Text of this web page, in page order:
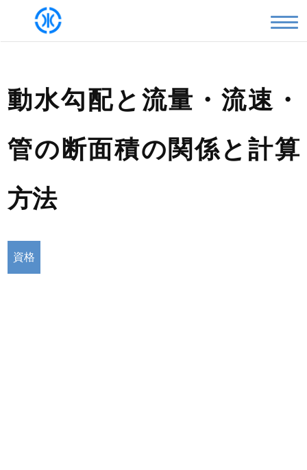
動水勾配と流量・流速・
管の断面積の関係と計算
方法
資格